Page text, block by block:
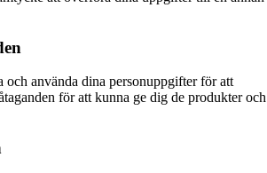
och använda dina personuppgifter för att
för att kunna ge dig de produkter och